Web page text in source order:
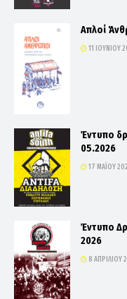
Απλοί
11 ΙΟΥΝΊΟΥ
Έντυπο
05.2026
17 ΜΑΪ́ΟΥ
Έντυπο
2026
8 ΑΠΡΙΛΊΟΥ